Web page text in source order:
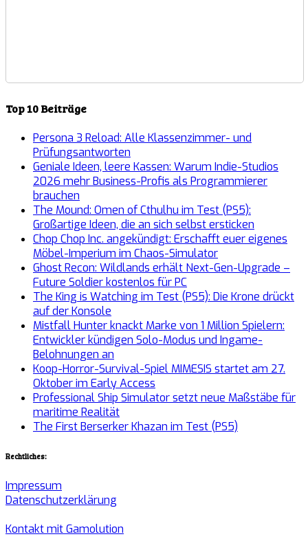
Top 10 Beiträge
Persona 3 Reload: Alle Klassenzimmer- und
Prüfungsantworten
Geniale Ideen, leere Kassen: Warum Indie-Studios
2026 mehr Business-Profis als Programmierer
brauchen
The Mound: Omen of Cthulhu im Test (PS5):
Großartige Ideen, die an sich selbst ersticken
Chop Chop Inc. angekündigt: Erschafft euer eigenes
Möbel-Imperium im Chaos-Simulator
Ghost Recon: Wildlands erhält Next-Gen-Upgrade –
Future Soldier kostenlos für PC
The King is Watching im Test (PS5): Die Krone drückt
auf der Konsole
Mistfall Hunter knackt Marke von 1 Million Spielern:
Entwickler kündigen Solo-Modus und Ingame-
Belohnungen an
Koop-Horror-Survival-Spiel MIMESIS startet am 27.
Oktober im Early Access
Professional Ship Simulator setzt neue Maßstäbe für
maritime Realität
The First Berserker Khazan im Test (PS5)
Rechtliches:
Impressum
Datenschutzerklärung
Kontakt mit Gamolution